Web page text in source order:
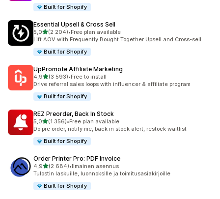
Built for Shopify
Essential Upsell & Cross Sell
5,0/ 5 tähteä
(2 204)
2204 arvostelua yhteensä
•Free plan available
Lift AOV with Frequently Bought Together Upsell and Cross-sell
Built for Shopify
UpPromote Affiliate Marketing
4,9/ 5 tähteä
(3 593)
3593 arvostelua yhteensä
•Free to install
Drive referral sales loops with influencer & affiliate program
Built for Shopify
REZ Preorder, Back In Stock
5,0/ 5 tähteä
(1 356)
1356 arvostelua yhteensä
•Free plan available
Do pre order, notify me, back in stock alert, restock waitlist
Built for Shopify
Order Printer Pro: PDF Invoice
4,9/ 5 tähteä
(2 684)
2684 arvostelua yhteensä
•Ilmainen asennus
Tulostin laskuille, luonnoksille ja toimitusasiakirjoille
Built for Shopify